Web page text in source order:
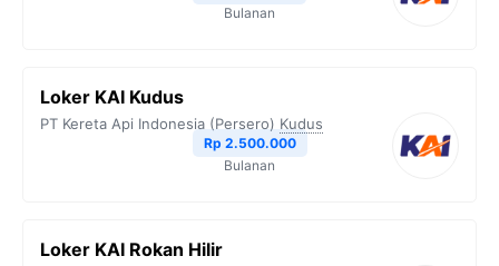
Bulanan
Loker KAI Kudus
PT Kereta Api Indonesia (Persero) Kudus
Rp 2.500.000
Bulanan
Loker KAI Rokan Hilir